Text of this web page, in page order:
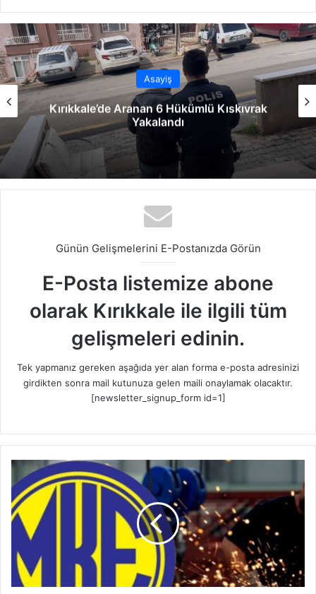
sit
esi
bo
ok
dIn ub
e
est ra
m
Asayiş
Kırıkkale’de Aranan 6 Hükümlü Kıskıvrak
Yakalandı
Günün Gelişmelerini E-Postanızda Görün
E-Posta listemize abone
olarak Kırıkkale ile ilgili tüm
gelişmeleri edinin.
Tek yapmanız gereken aşağıda yer alan forma e-posta adresinizi
girdikten sonra mail kutunuza gelen maili onaylamak olacaktır.
[newsletter_signup_form id=1]
M
K
E
'
d
n
B
ü